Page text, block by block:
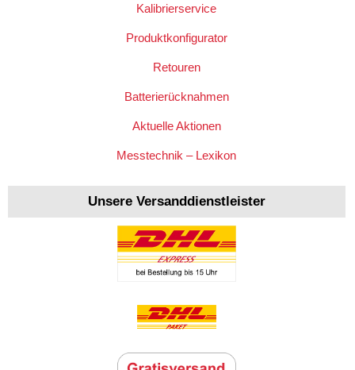
Kalibrierservice
Produktkonfigurator
Retouren
Batterierücknahmen
Aktuelle Aktionen
Messtechnik – Lexikon
Unsere Versanddienstleister